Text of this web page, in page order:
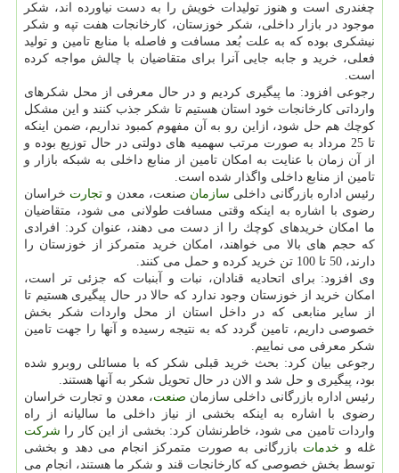
چغندری است و هنوز تولیدات خویش را به دست نیاورده اند، شكر
موجود در بازار داخلی، شكر خوزستان، كارخانجات هفت تپه و شكر
نیشكری بوده كه به علت بُعد مسافت و فاصله با منابع تامین و تولید
فعلی، خرید و جابه جایی آنرا برای متقاضیان با چالش مواجه كرده
است.
رجوعی افزود: ما پیگیری كردیم و در حال معرفی از محل شكرهای
وارداتی كارخانجات خود استان هستیم تا شكر جذب كنند و این مشكل
كوچك هم حل شود، ازاین رو به آن مفهوم كمبود نداریم، ضمن اینكه
تا 25 مرداد به صورت مرتب سهمیه های دولتی در حال توزیع بوده و
از آن زمان با عنایت به امكان تامین از منابع داخلی به شبكه بازار و
تامین از منابع داخلی واگذار شده است.
رئیس اداره بازرگانی داخلی سازمان صنعت، معدن و تجارت خراسان
رضوی با اشاره به اینكه وقتی مسافت طولانی می شود، متقاضیان
ما امكان خریدهای كوچك را از دست می دهند، عنوان كرد: افرادی
كه حجم های بالا می خواهند، امكان خرید متمركز از خوزستان را
دارند، 50 تا 100 تن خرید كرده و حمل می كنند.
وی افزود: برای اتحادیه قنادان، نبات و آبنبات كه جزئی تر است،
امكان خرید از خوزستان وجود ندارد كه حالا در حال پیگیری هستیم تا
از سایر منابعی كه در داخل استان از محل واردات شكر بخش
خصوصی داریم، تامین گردد كه به نتیجه رسیده و آنها را جهت تامین
شكر معرفی می نماییم.
رجوعی بیان كرد: بحث خرید قبلی شكر كه با مسائلی روبرو شده
بود، پیگیری و حل شد و الان در حال تحویل شكر به آنها هستند.
رئیس اداره بازرگانی داخلی سازمان صنعت، معدن و تجارت خراسان
رضوی با اشاره به اینكه بخشی از نیاز داخلی ما سالیانه از راه
واردات تامین می شود، خاطرنشان كرد: بخشی از این كار را شركت
غله و خدمات بازرگانی به صورت متمركز انجام می دهد و بخشی
توسط بخش خصوصی كه كارخانجات قند و شكر ما هستند، انجام می